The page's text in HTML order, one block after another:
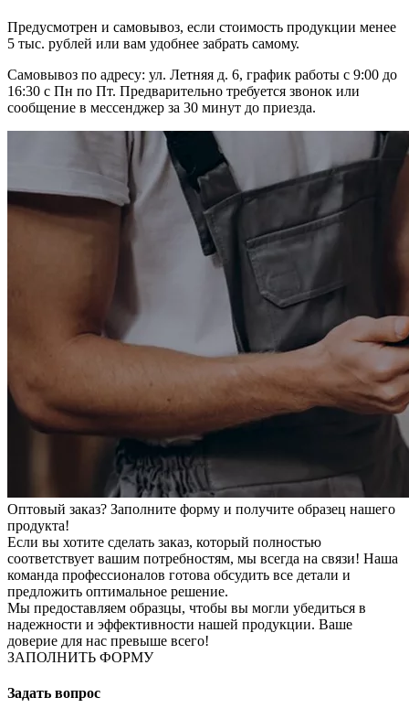
Предусмотрен и самовывоз, если стоимость продукции менее
5 тыс. рублей или вам удобнее забрать самому.
Самовывоз по адресу: ул. Летняя д. 6, график работы с 9:00 до
16:30 с Пн по Пт. Предварительно требуется звонок или
сообщение в мессенджер за 30 минут до приезда.
Оптовый заказ? Заполните форму и получите образец нашего
продукта!
Если вы хотите сделать заказ, который полностью
соответствует вашим потребностям, мы всегда на связи! Наша
команда профессионалов готова обсудить все детали и
предложить оптимальное решение.
Мы предоставляем образцы, чтобы вы могли убедиться в
надежности и эффективности нашей продукции. Ваше
доверие для нас превыше всего!
ЗАПОЛНИТЬ ФОРМУ
Задать вопрос